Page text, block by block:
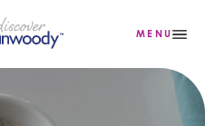
MENU